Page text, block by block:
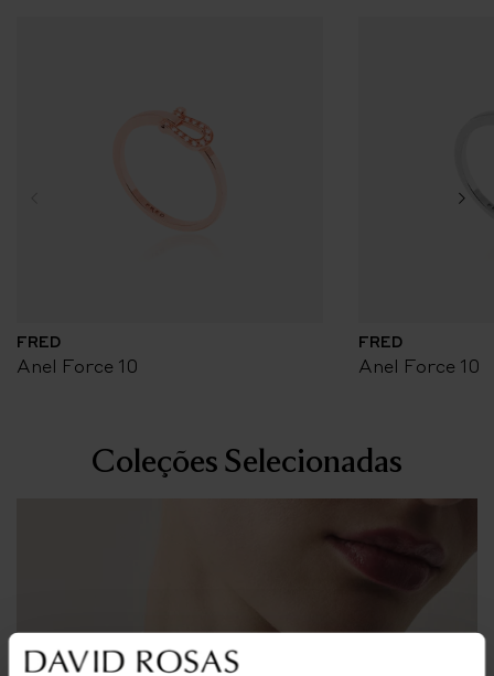
FRED
Anel Force 10
FRED
Anel Force 10
Coleções Selecionadas